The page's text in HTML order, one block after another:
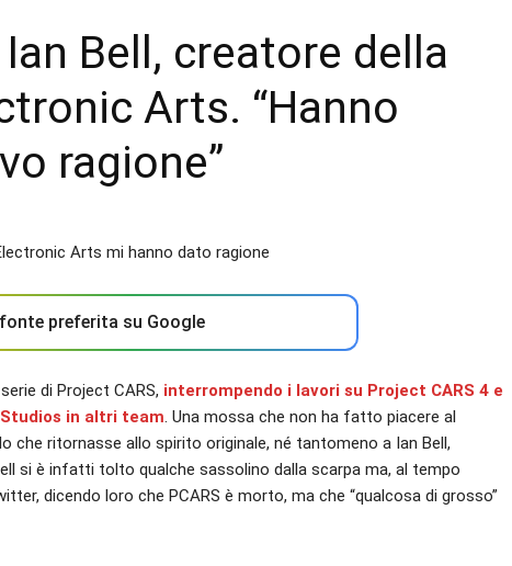
Bell, creatore della
Arts. “Hanno
ragione”
preferita su Google
di Project CARS, interrompendo i lavori su Project CARS 4 e
in altri team. Una mossa che non ha fatto piacere al
che ritornasse allo spirito originale, né tantomeno a Ian Bell,
si è infatti tolto qualche sassolino dalla scarpa ma, al tempo
dicendo loro che PCARS è morto, ma che “qualcosa di grosso”